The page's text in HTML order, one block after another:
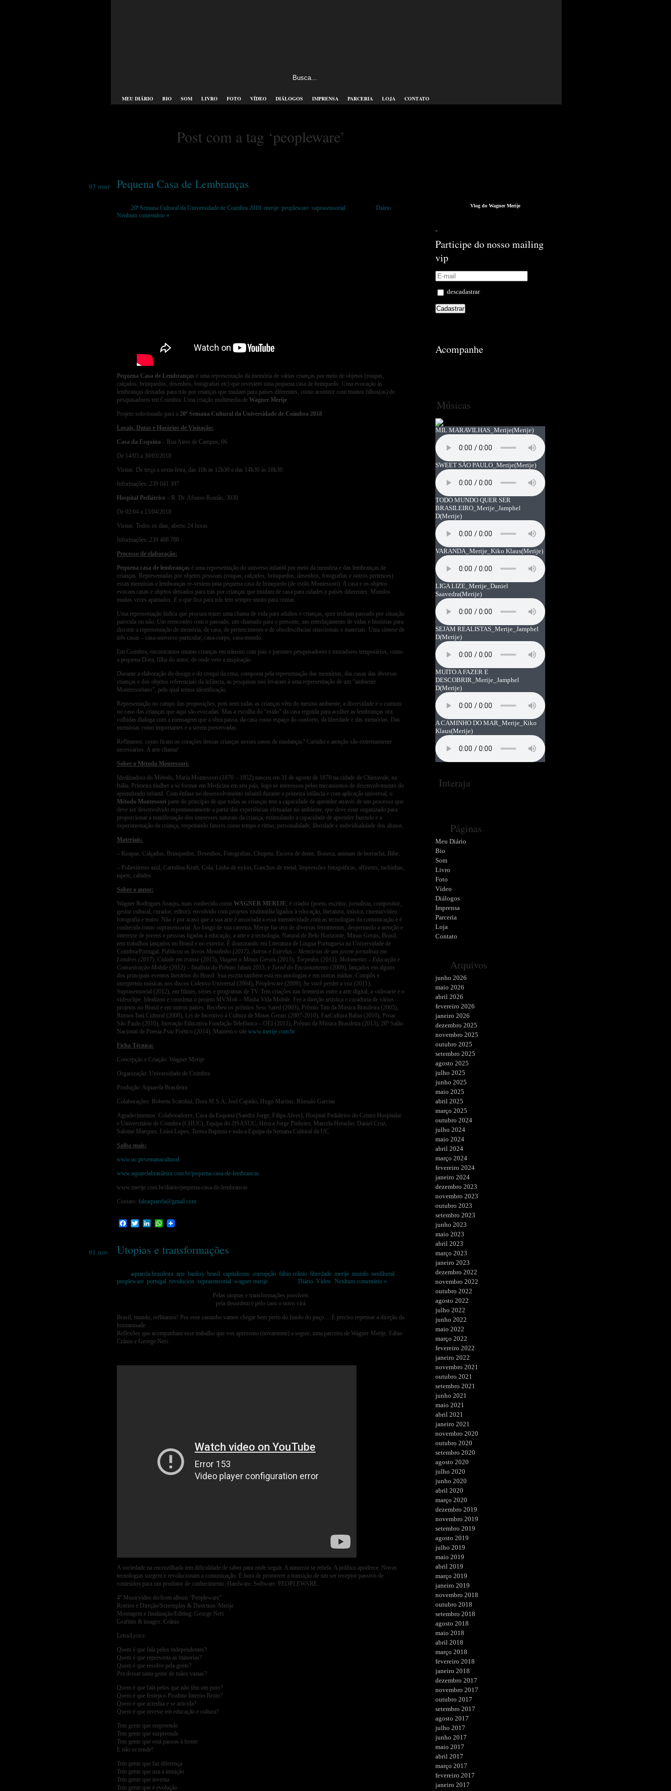
MEU DIÁRIO BIO SOM LIVRO FOTO VÍDEO DIÁLOGOS IMPRENSA PARCERIA LOJA CONTATO
Post com a tag ‘peopleware’
Pequena Casa de Lembranças
03 mar
20ª Semana Cultural da Universidade de Coimbra 2018 merije peopleware suprasensorial Diário
Nenhum comentário »
Pequena Casa de Lembranças é uma representação da memória de várias crianças por meio de objetos (roupas,
calçados, brinquedos, desenhos, fotografias etc) que revestem uma pequena casa de brinquedo. Uma evocação às
lembranças deixadas para trás por crianças que mudam para países diferentes, como acontece com muitos filhos(as) de
pesquisadores em Coimbra. Uma criação multimedia de Wagner Merije
Projeto selecionado para a 20ª Semana Cultural da Universidade de Coimbra 2018
Locais, Datas e Horários de Visitação:
Casa da Esquina – Rua Aires de Campos, 06
De 14/03 a 30/03/2018
Visitas: De terça a sexta-feira, das 10h às 12h30 e das 14h30 às 18h30
Informações: 239 041 397
Hospital Pediátrico – R. Dr. Afonso Romão, 3030
De 02/04 a 15/04/2018
Visitas: Todos os dias, aberto 24 horas
Informações: 239 488 700
Processo de elaboração:
Pequena casa de lembranças é uma representação do universo infantil por meio da memória e das lembranças de
crianças. Representadas por objetos pessoais (roupas, calçados, brinquedos, desenhos, fotografias e outros pertences)
essas memórias e lembranças re-vestem uma pequena casa de brinquedo (de estilo Montessori). A casa e os objetos
evocam casas e objetos deixados para trás por crianças que mudam de casa para cidades e países diferentes. Mundos
muitas vezes apartados. E o que fica para trás tem sempre muito para contar.
Uma representação lúdica que procura trazer uma chama de vida para adultos e crianças, quer tenham passado por situação
parecida ou não. Um reencontro com o passado, um chamado para o presente, um entrelaçamento de vidas e histórias para
discutir a representação de memória, de casa, de pertencimento e de obsolescências emocionais e materiais. Uma síntese de
três casas – casa-universo particular, casa-corpo, casa-mundo.
Em Coimbra, encontramos muitas crianças em trânsito com pais e parentes pesquisadores e moradores temporários, como
a pequena Dora, filha do autor, de onde veio a inspiração.
Durante a elaboração do design e do croqui da cena, composta pela representação das memórias, das casas das diversas
crianças e dos objetos referenciais da infância, as pesquisas nos levaram à uma representação de um “ambiente
Montessoriano”, pelo qual temos identificação.
Representação no campo das proposições, pois nem todas as crianças vêm do mesmo ambiente, a diversidade é o comum
no caso das crianças que aqui são evocadas. Mas a escolha do “estilo” da casa erguida para acolher as lembranças ora
colhidas dialoga com a mensagem que a obra passa, da casa como espaço do conforto, da liberdade e das memórias. Das
memórias como importantes e a serem preservadas.
Reflitamos: como ficam os corações dessas crianças nesses casos de mudanças? Carinho e atenção são extremamente
necessários. A arte chama!
Sobre o Método Montessori:
Idealizadora do Método, Maria Montessori (1870 – 1952) nasceu em 31 de agosto de 1870 na cidade de Chieravale, na
Itália. Primeira mulher a se formar em Medicina em seu país, logo se interessou pelos mecanismos de desenvolvimento do
aprendizado infantil. Com ênfase no desenvolvimento infantil durante a primeira infância e com aplicação universal, o
Método Montessori parte do princípio de que todas as crianças tem a capacidade de aprender através de um processo que
deve ser desenvolvido espontaneamente a partir das experiências efetuadas no ambiente, que deve estar organizado para
proporcionar a manifestação dos interesses naturais da criança, estimulando a capacidade de aprender fazendo e a
experimentação da criança, respeitando fatores como tempo e ritmo, personalidade, liberdade e individualidade dos alunos.
Materiais:
– Roupas, Calçados, Brinquedos, Desenhos, Fotografias, Chupeta, Escova de dente, Boneca, animais de borracha, Bibe,
– Poliestireno azul, Cartolina Kraft, Cola, Linha de nylon, Ganchos de metal, Impressões fotográficas, alfinetes, tachinhas,
tapete, cabides
Sobre o autor:
Wagner Rodrigues Araujo, mais conhecido como WAGNER MERIJE, é criador (poeta, escritor, jornalista, compositor,
gestor cultural, curador, editor), envolvido com projetos multimídia ligados à educação, literatura, música, cinema/vídeo,
fotografia e teatro. Não é por acaso que a sua arte é associada a essa interatividade com as tecnologias da comunicação e é
conhecida como suprasensorial. Ao longo de sua carreira, Merije faz uso de diversas ferramentas, despertando a atenção e
interesse de jovens e pessoas ligadas à educação, a arte e a tecnologia. Natural de Belo Horizonte, Minas Gerais, Brasil,
tem trabalhos lançados no Brasil e no exterior. É doutorando em Literatura de Língua Portuguesa na Universidade de
Coimbra/Portugal. Publicou os livros Mexidinho (2017), Astros e Estrelas – Memórias de um jovem jornalista em
Londres (2017), Cidade em transe (2015), Viagem a Minas Gerais (2013), Torpedos (2012), Mobimento – Educação e
Comunicação Mobile (2012) – finalista do Prêmio Jabuti 2013, e Turnê do Encantamento (2009), lançados em alguns
dos principais eventos literários do Brasil. Sua escrita também está em antologias e em outras mídias. Compôs e
interpretou músicas nos discos Coletivo Universal (2004), Peopleware (2009), Se você perder a voz (2011),
Suprasensorial (2012), em filmes, séries e programas de TV. Tem criações nas fronteiras entre a arte digital, a videoarte e o
videoclipe. Idealizou e coordena o projeto MVMob – Minha Vida Mobile. Fez a direção artística e curadoria de vários
projetos no Brasil e em outros países. Recebeu os prêmios Sesc Sated (2003), Prêmio Tim da Música Brasileira (2005),
Rumos Itaú Cultural (2008), Lei de Incentivo à Cultura de Minas Gerais (2007-2010), FazCultura Bahia (2010), Proac
São Paulo (2010), Inovação Educativa Fundação Telefônica – OEI (2011), Prêmio da Música Brasileira (2013), 28º Salão
Nacional de Poesia Psiu Poético (2014). Mantém o site www.merije.com.br
Ficha Técnica:
Concepção e Criação: Wagner Merije
Organização: Universidade de Coimbra
Produção: Aquarela Brasileira
Colaborações: Roberta Scatolini, Dora M.S.A, Joel Capitão, Hugo Martins, Rômulo Garcias
Agradecimentos: Colaboradores, Casa da Esquina (Sandra Jorge, Filipa Alves), Hospital Pediátrico do Centro Hospitalar
e Universitário de Coimbra (CHUC), Equipa do JISASUC, Hérica Jorge Pinheiro, Marcela Heraclio, Daniel Cruz,
Salomé Marques, Luísa Lopes, Teresa Baptista e toda a Equipa da Semana Cultural da UC
Saiba mais:
www.uc.pt/semanacultural
www.aquarelabrasileira.com.br/pequena-casa-de-lembrancas
www.merije.com.br/diario/pequena-casa-de-lembrancas
Contato: faleaquarela@gmail.com
Facebook
TwitterLinkedInWhatsApp
Utopias e transformações
01 nov
aquarela brasileira arte banksy, brasil capitalismo corrupção fábio crânio liberdade merije mundo neoliberal
peopleware portugal revolucion suprasensorial wagner merije Diário Vídeo Nenhum comentário »
Pelas utopias e transformações possíveis
pela desordem e pelo caos o novo virá
Brasil, mundo, reflitamos! Por esse caminho vamos chegar bem perto do fundo do poço… É preciso repensar a direção da
humaninade…
Reflexões que acompanham esse trabalho que vos apresento (novamente) a seguir, uma parceira de Wagner Merije, Fábio
Crânio e George Neri.
A sociedade na encruzilhada tem dificuldade de saber para onde seguir. A natureza se rebela. A política apodrece. Novas
tecnologias surgem e revolucionam a comunicação. É hora de promover a transição de um ser receptor passivo de
conteúdos para um produtor de conhecimento. Hardware. Software. PEOPLEWARE.
4º Musicvideo do/from album “Peopleware”
Roteiro e Direção/Screenplay & Direction: Merije
Montagem e finalização/Editing: George Neri
Grafittis & images: Crânio
Letra/Lyrics:
Quem é que fala pelos independentes?
Quem é que representa as minorias?
Quem é que resolve pela gente?
Pra deixar tanta gente de mãos vazias?
Quem é que fala pelos que não têm um puto?
Quem é que festeja o Produto Interno Bruto?
Quem é que acredita e se articula?
Quem é que investe em educação e cultura?
Tem gente que empreende
Tem gente que surpreende
Tem gente que está passos à frente
E não se rende!
Tem gente que faz diferença
Tem gente que usa a intuição
Tem gente que inventa
Tem gente que é evolução
Vlog do Wagner Merije
Participe do nosso mailing
vip
descadastrar
Acompanhe
Músicas
MIL MARAVILHAS_Merije(Merije)
SWEET SÃO PAULO_Merije(Merije)
TODO MUNDO QUER SER
BRASILEIRO_Merije_Jamphel
D(Merije)
VARANDA_Merije_Kiko Klaus(Merije)
LIGA LIZE_Merije_Daniel
Saavedra(Merije)
SEJAM REALISTAS_Merije_Jamphel
D(Merije)
MUITO A FAZER E
DESCOBRIR_Merije_Jamphel
D(Merije)
A CAMINHO DO MAR_Merije_Kiko
Klaus(Merije)
Interaja
Páginas
Meu Diário
Bio
Som
Livro
Foto
Vídeo
Diálogos
Imprensa
Parceria
Loja
Contato
Arquivos
junho 2026
maio 2026
abril 2026
fevereiro 2026
janeiro 2026
dezembro 2025
novembro 2025
outubro 2025
setembro 2025
agosto 2025
julho 2025
junho 2025
maio 2025
abril 2025
março 2025
outubro 2024
julho 2024
maio 2024
abril 2024
março 2024
fevereiro 2024
janeiro 2024
dezembro 2023
novembro 2023
outubro 2023
setembro 2023
junho 2023
maio 2023
abril 2023
março 2023
janeiro 2023
dezembro 2022
novembro 2022
outubro 2022
agosto 2022
julho 2022
junho 2022
maio 2022
março 2022
fevereiro 2022
janeiro 2022
novembro 2021
outubro 2021
setembro 2021
junho 2021
maio 2021
abril 2021
janeiro 2021
novembro 2020
outubro 2020
setembro 2020
agosto 2020
julho 2020
junho 2020
abril 2020
março 2020
dezembro 2019
novembro 2019
setembro 2019
agosto 2019
julho 2019
maio 2019
abril 2019
março 2019
janeiro 2019
novembro 2018
outubro 2018
setembro 2018
agosto 2018
maio 2018
abril 2018
março 2018
fevereiro 2018
janeiro 2018
dezembro 2017
novembro 2017
outubro 2017
setembro 2017
agosto 2017
julho 2017
junho 2017
maio 2017
abril 2017
março 2017
fevereiro 2017
janeiro 2017